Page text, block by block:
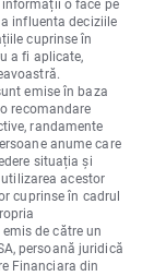
o face pe
influenta deciziile
cuprinse în
a fi aplicate,
emise în baza
recomandare
randamente
anume care
situația și
acestor
cuprinse în cadrul
de către un
persoană juridică
Financiara din